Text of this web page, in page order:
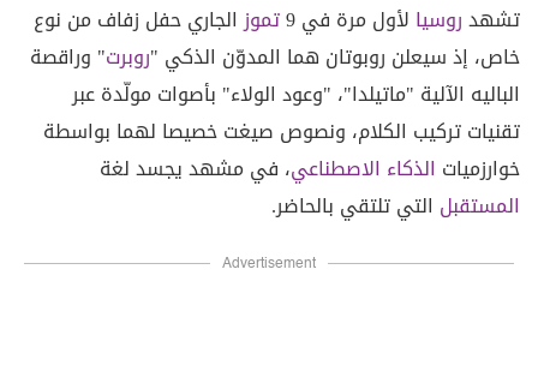
تشهدروسيا لأول مرة في 9 تموزالجاري حفل زفاف من نوع
خاص، إذ سيعلن روبوتان هما المدوّن الذكي "روبرت" وراقصة
الباليه الآلية "ماتيلدا"، "وعود الولاء" بأصوات مولّدة عبر
تقنيات تركيب الكلام، ونصوص صيغت خصيصا لهما بواسطة
خوارزميات الذكاء الاصطناعي، في مشهد يجسد لغة
المستقبل التي تلتقي بالحاضر.
Advertisement